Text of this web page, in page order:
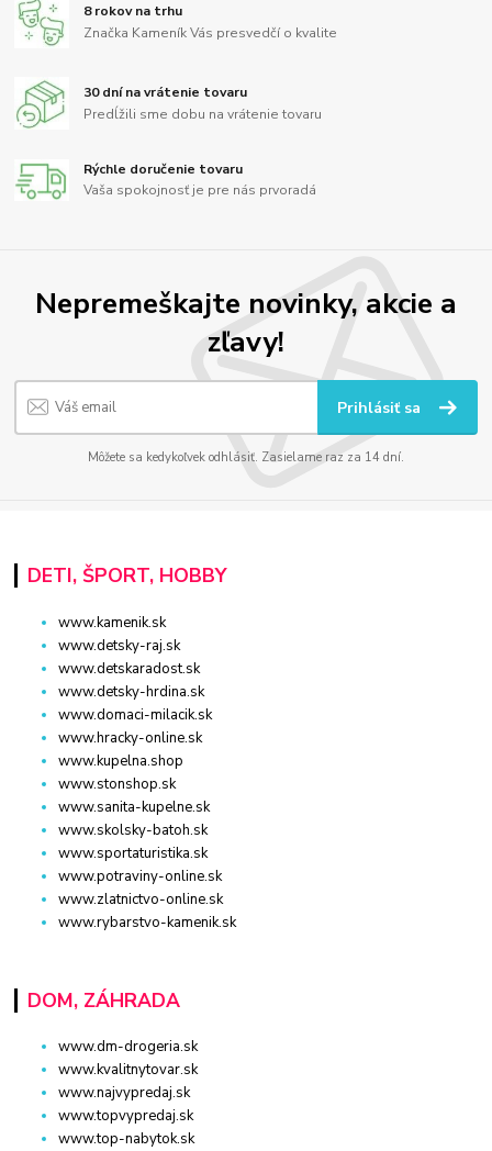
8 rokov na trhu
Značka Kameník Vás presvedčí o kvalite
30 dní na vrátenie tovaru
Predĺžili sme dobu na vrátenie tovaru
Rýchle doručenie tovaru
Vaša spokojnosť je pre nás prvoradá
Nepremeškajte novinky, akcie a
zľavy!
Prihlásiť sa
Môžete sa kedykoľvek odhlásiť. Zasielame raz za 14 dní.
DETI, ŠPORT, HOBBY
www.kamenik.sk
www.detsky-raj.sk
www.detskaradost.sk
www.detsky-hrdina.sk
www.domaci-milacik.sk
www.hracky-online.sk
www.kupelna.shop
www.stonshop.sk
www.sanita-kupelne.sk
www.skolsky-batoh.sk
www.sportaturistika.sk
www.potraviny-online.sk
www.zlatnictvo-online.sk
www.rybarstvo-kamenik.sk
DOM, ZÁHRADA
www.dm-drogeria.sk
www.kvalitnytovar.sk
www.najvypredaj.sk
www.topvypredaj.sk
www.top-nabytok.sk